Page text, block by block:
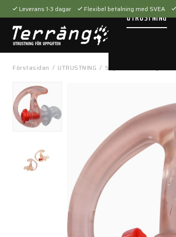
Leverans 1-3 dagar Flexibel betalning med SVEA
UTRUSTNING
Förstasidan / UTRUSTNING / Skyddsutrustning